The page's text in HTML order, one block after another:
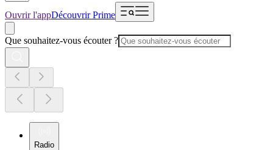
Ouvrir l'appDécouvrir Prime
Que souhaitez-vous écouter ?
Radio